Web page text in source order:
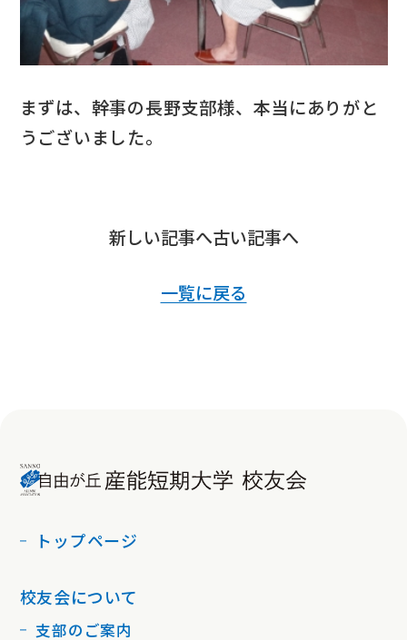
まずは、幹事の長野支部様、本当にありがと
うございました。
新しい記事へ古い記事へ
一覧に戻る
トップページ
校友会について
支部のご案内